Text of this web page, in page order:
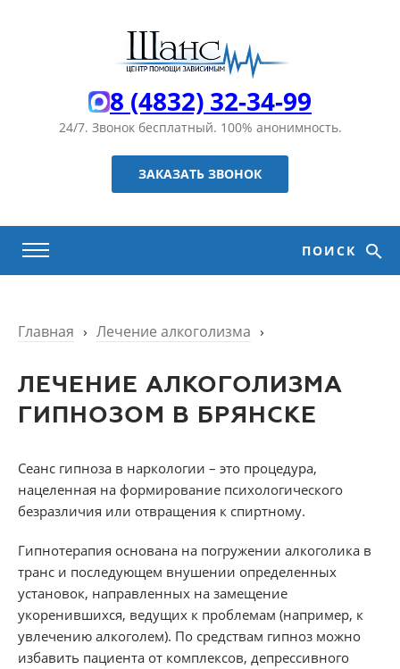
8 (4832) 32-34-99
24/7. Звонок бесплатный. 100% анонимность.
ЗАКАЗАТЬ ЗВОНОК
ПОИСК
Главная › Лечение алкоголизма ›
ЛЕЧЕНИЕ АЛКОГОЛИЗМА
ГИПНОЗОМ В БРЯНСКЕ
Сеанс гипноза в наркологии – это процедура,
нацеленная на формирование психологического
безразличия или отвращения к спиртному.
Гипнотерапия основана на погружении алкоголика в
транс и последующем внушении определенных
установок, направленных на замещение
укоренившихся, ведущих к проблемам (например, к
увлечению алкоголем). По средствам гипноз можно
избавить пациента от комплексов, депрессивного